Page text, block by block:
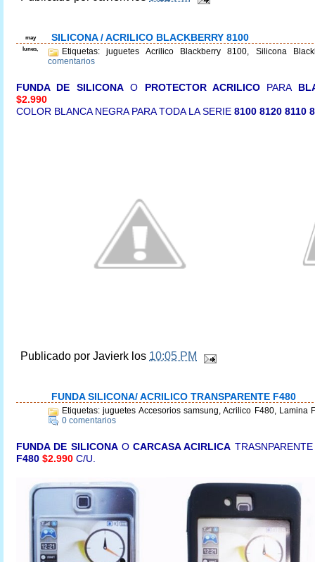
may
lunes,
SILICONA / ACRILICO BLACKBERRY 8100
Etiquetas: juguetes Acrilico Blackberry 8100, Silicona
comentarios
FUNDA DE SILICONAO PROTECTOR ACRILICOPARA
$2.990
COLOR BLANCA NEGRA PARA TODA LA SERIE 8100 8120 8110
Publicado por Javierk los 10:05 PM
FUNDA SILICONA/ ACRILICO TRANSPARENTE F480
Etiquetas: juguetes Accesorios samsung, Acrilico F480, Lamina
0 comentarios
FUNDA DE SILICONAO CARCASA ACIRLICA
F480 $2.990 C/U.